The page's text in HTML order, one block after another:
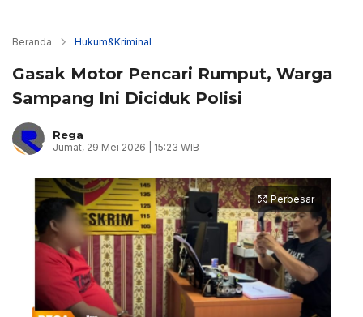
Beranda Hukum&Kriminal
Gasak Motor Pencari Rumput, Warga
Sampang Ini Diciduk Polisi
Rega
Jumat, 29 Mei 2026 | 15:23 WIB
Perbesar